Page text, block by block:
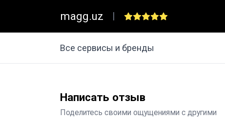
magg.uz |
Все сервисы и бренды
Написать отзыв
Поделитесь своими ощущениями с другими